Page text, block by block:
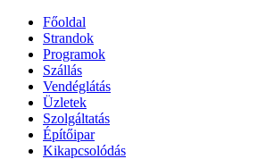
Főoldal
Strandok
Programok
Szállás
Vendéglátás
Üzletek
Szolgáltatás
Építőipar
Kikapcsolódás